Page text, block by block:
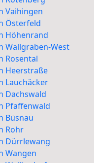
Vaihingen
Österfeld
Höhenrand
Wallgraben-West
Rosental
Heerstraße
Lauchäcker
Dachswald
Pfaffenwald
Büsnau
Rohr
Dürrlewang
Wangen